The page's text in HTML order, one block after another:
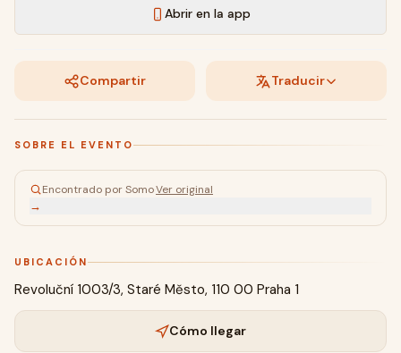
Abrir en la app
Compartir Traducir
SOBRE EL EVENTO
Encontrado por SomoVer original
→
UBICACIÓN
Revoluční 1003/3, Staré Město, 110 00 Praha 1
Cómo llegar